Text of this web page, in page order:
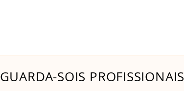
GUARDA-SOIS PROFISSIONAIS